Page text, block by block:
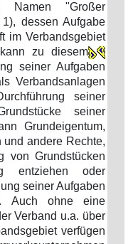
Namen "Großer
dessen Aufgabe
im Verbandsgebiet
zu diesem
seiner Aufgaben
Verbandsanlagen
seiner
seiner
Grundeigentum,
andere Rechte,
von Grundstücken
entziehen oder
seiner Aufgaben
Auch ohne eine
Verband u.a. über
verfügen